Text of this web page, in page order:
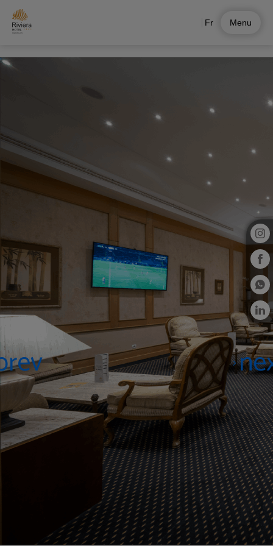
Fr Menu
Commodités De L’Hôtel de l´Hotel Riviera Carcavelos Hôtel à Carcavelos. Site